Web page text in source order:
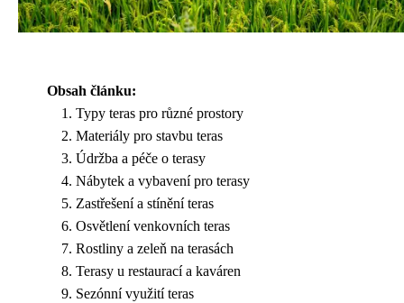
Obsah článku:
Typy teras pro různé prostory
Materiály pro stavbu teras
Údržba a péče o terasy
Nábytek a vybavení pro terasy
Zastřešení a stínění teras
Osvětlení venkovních teras
Rostliny a zeleň na terasách
Terasy u restaurací a kaváren
Sezónní využití teras